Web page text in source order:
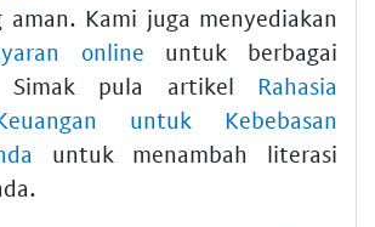
Kami juga menyediakan
online untuk berbagai
Simak pula artikel Rahasia
untuk Kebebasan
untuk menambah literasi